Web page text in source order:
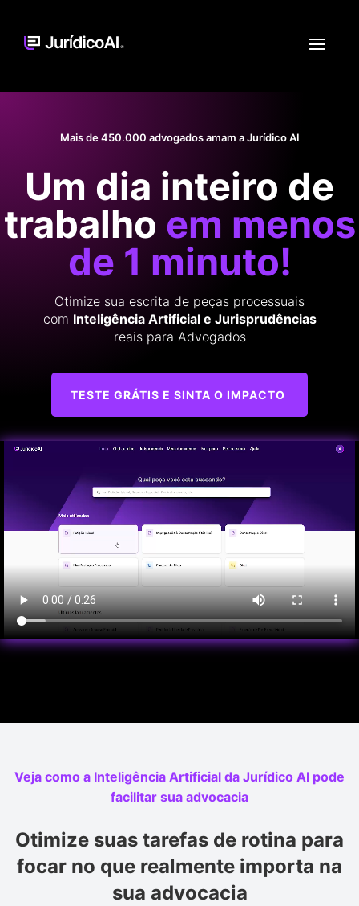
Mais de 450.000 advogados amam a Jurídico AI
Um dia inteiro de
trabalho em menos
de 1 minuto!
Otimize sua escrita de peças processuais
com Inteligência Artificial e Jurisprudências
reais para Advogados
TESTE GRÁTIS E SINTA O IMPACTO
Veja como a Inteligência Artificial da Jurídico AI pode
facilitar sua advocacia
Otimize suas tarefas de rotina para
focar no que realmente importa na
sua advocacia